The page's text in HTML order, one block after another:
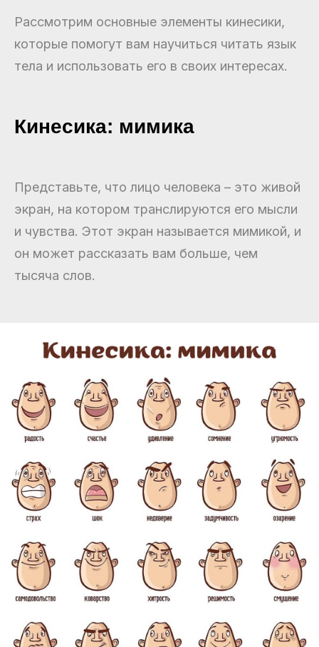
Рассмотрим основные элементы кинесики,
которые помогут вам научиться читать язык
тела и использовать его в своих интересах.
Кинесика: мимика
Представьте, что лицо человека – это живой
экран, на котором транслируются его мысли
и чувства. Этот экран называется мимикой, и
он может рассказать вам больше, чем
тысяча слов.